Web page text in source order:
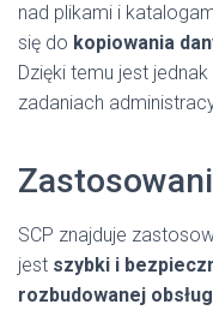
nad plikami i
się do kopiowania
Dzięki temu jest
zadaniach
SCP znajduje
jest szybki i
rozbudowanej